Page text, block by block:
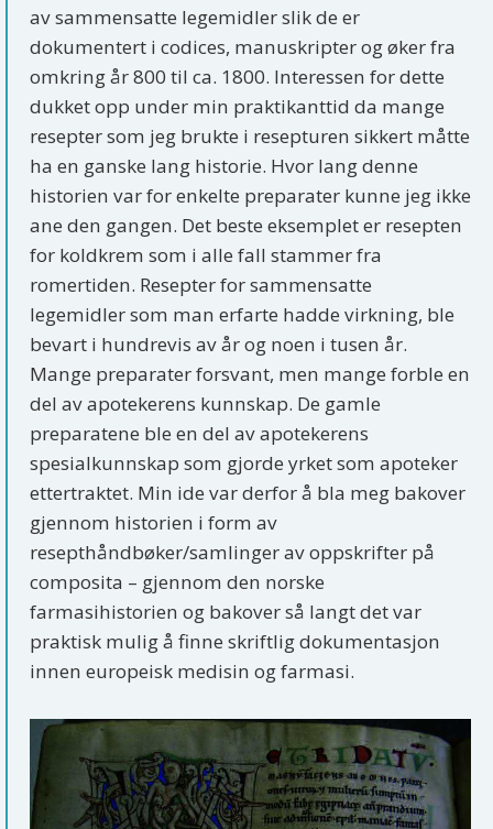
av sammensatte legemidler slik de er
dokumentert i codices, manuskripter og øker fra
omkring år 800 til ca. 1800. Interessen for dette
dukket opp under min praktikanttid da mange
resepter som jeg brukte i resepturen sikkert måtte
ha en ganske lang historie. Hvor lang denne
historien var for enkelte preparater kunne jeg ikke
ane den gangen. Det beste eksemplet er resepten
for koldkrem som i alle fall stammer fra
romertiden. Resepter for sammensatte
legemidler som man erfarte hadde virkning, ble
bevart i hundrevis av år og noen i tusen år.
Mange preparater forsvant, men mange forble en
del av apotekerens kunnskap. De gamle
preparatene ble en del av apotekerens
spesialkunnskap som gjorde yrket som apoteker
ettertraktet. Min ide var derfor å bla meg bakover
gjennom historien i form av
resepthåndbøker/samlinger av oppskrifter på
composita – gjennom den norske
farmasihistorien og bakover så langt det var
praktisk mulig å finne skriftlig dokumentasjon
innen europeisk medisin og farmasi.